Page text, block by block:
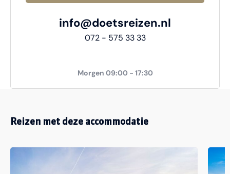
info@doetsreizen.nl
072 - 575 33 33
Morgen 09:00 - 17:30
Reizen met deze accommodatie